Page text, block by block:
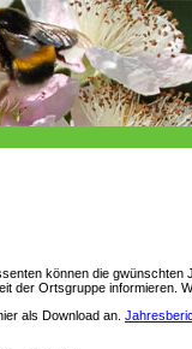
können die
der Ortsgruppe informieren.
als Download an.